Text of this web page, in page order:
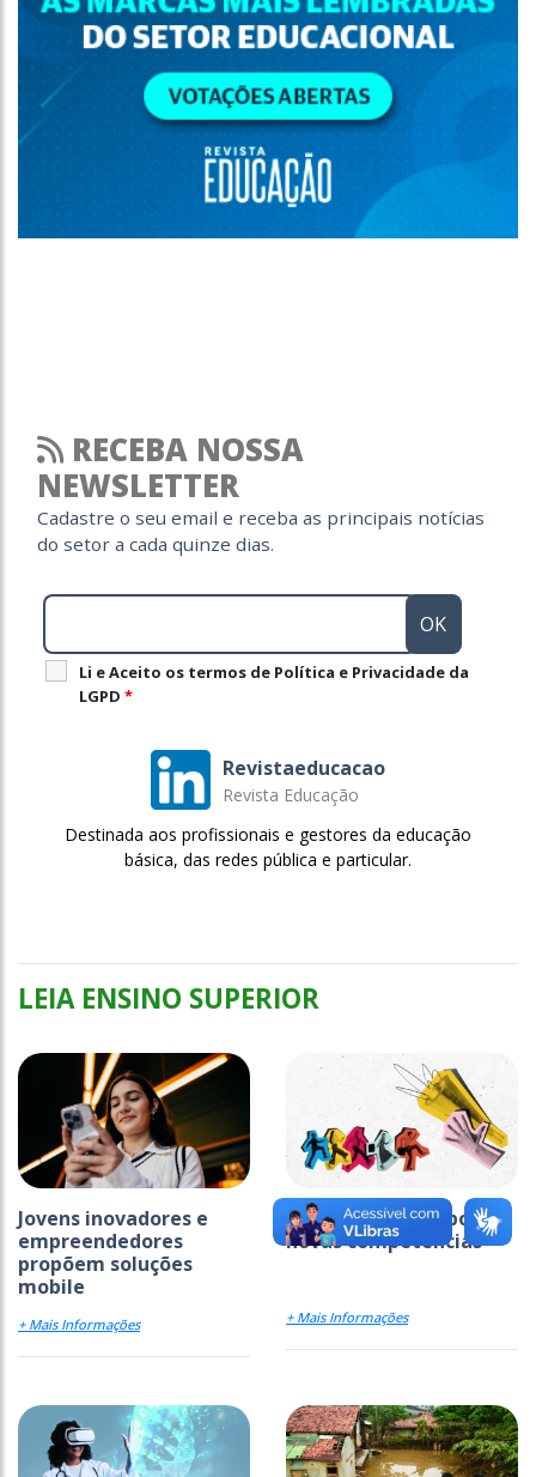
RECEBA NOSSA
NEWSLETTER
Cadastre o seu email e receba as principais notícias
do setor a cada quinze dias.
Li e Aceito os termos de Política e Privacidade da
LGPD *
Revistaeducacao
Revista Educação
Destinada aos profissionais e gestores da educação
básica, das redes pública e particular.
LEIA ENSINO SUPERIOR
Jovens inovadores e
empreendedores
propõem soluções
mobile
+ Mais Informações
IA acelera busca por
novas competências
+ Mais Informações